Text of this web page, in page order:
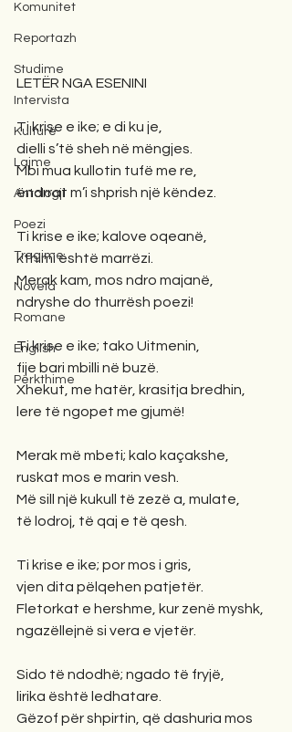
Komunitet
Reportazh
Studime
Intervista
Kulturë
Lajme
Antologji
Poezi
Tregime
Novela
Romane
English
Përkthime
LETËR NGA ESENINI
Ti krise e ike; e di ku je,
dielli s’të sheh në mëngjes.
Mbi mua kullotin tufë me re,
ëndrrat m’i shprish një këndez.
Ti krise e ike; kalove oqeanë,
kthimi është marrëzi.
Merak kam, mos ndro majanë,
ndryshe do thurrësh poezi!
Ti krise e ike; tako Uitmenin,
fije bari mbilli në buzë.
Xhekut, me hatër, krasitja bredhin,
lere të ngopet me gjumë!
Merak më mbeti; kalo kaçakshe,
ruskat mos e marin vesh.
Më sill një kukull të zezë a, mulate,
të lodroj, të qaj e të qesh.
Ti krise e ike; por mos i gris,
vjen dita pëlqehen patjetër.
Fletorkat e hershme, kur zenë myshk,
ngazëllejnë si vera e vjetër.
Sido të ndodhë; ngado të fryjë,
lirika është ledhatare.
Gëzof për shpirtin, që dashuria mos